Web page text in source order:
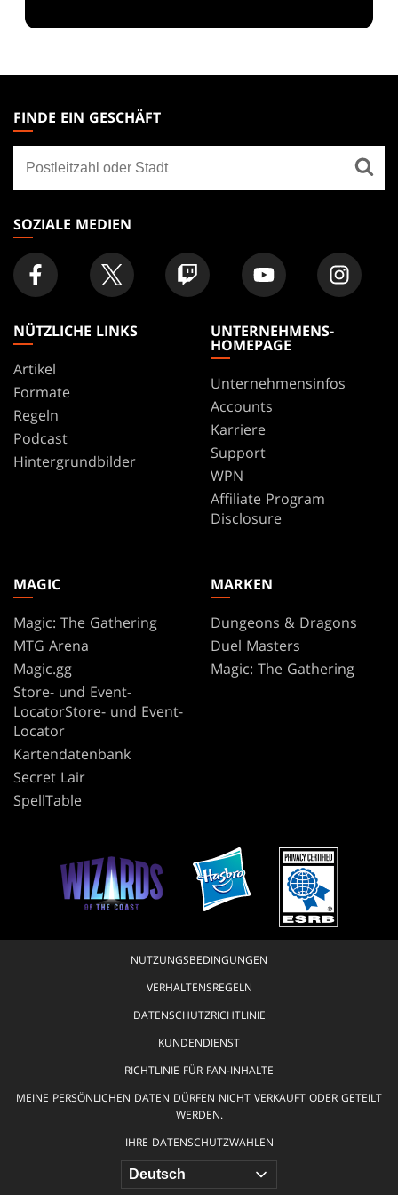
THE
GATHERING
FOOTER
FINDE EIN GESCHÄFT
ein
Geschäft
SOZIALE MEDIEN
NÜTZLICHE LINKS
Artikel
Formate
Regeln
Podcast
Hintergrundbilder
UNTERNEHMENS-
HOMEPAGE
Unternehmensinfos
Accounts
Karriere
Support
WPN
Affiliate Program
Disclosure
MAGIC
Magic: The Gathering
MTG Arena
Magic.gg
Store- und Event-
LocatorStore- und Event-
Locator
Kartendatenbank
Secret Lair
SpellTable
MARKEN
Dungeons & Dragons
Duel Masters
Magic: The Gathering
NUTZUNGSBEDINGUNGEN
VERHALTENSREGELN
DATENSCHUTZRICHTLINIE
KUNDENDIENST
RICHTLINIE FÜR FAN-INHALTE
MEINE PERSÖNLICHEN DATEN DÜRFEN NICHT VERKAUFT ODER GETEILT
WERDEN.
IHRE DATENSCHUTZWAHLEN